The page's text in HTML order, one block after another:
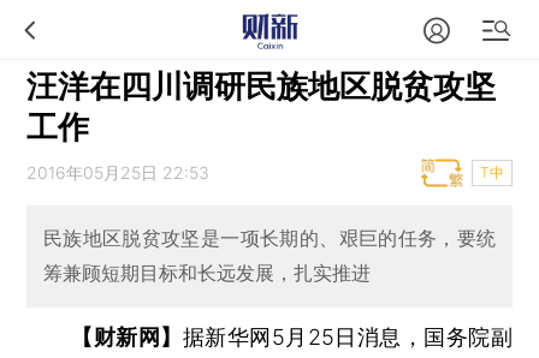
汪洋在四川调研民族地区脱贫攻坚
工作
2016年05月25日 22:53 T中
民族地区脱贫攻坚是一项长期的、艰巨的任务，要统
筹兼顾短期目标和长远发展，扎实推进
【财新网】 据新华网5月25日消息，国务院副